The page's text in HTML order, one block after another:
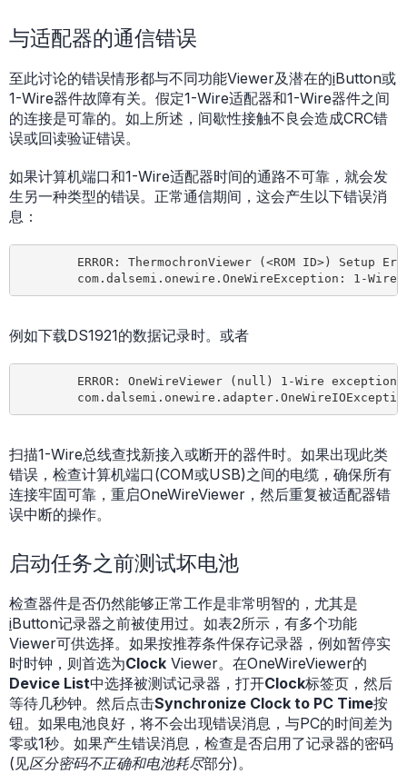
与适配器的通信错误
至此讨论的错误情形都与不同功能Viewer及潜在的iButton或
1-Wire器件故障有关。假定1-Wire适配器和1-Wire器件之间
的连接是可靠的。如上所述，间歇性接触不良会造成CRC错
误或回读验证错误。
如果计算机端口和1-Wire适配器时间的通路不可靠，就会发
生另一种类型的错误。正常通信期间，这会产生以下错误消
息：
例如下载DS1921的数据记录时。或者
扫描1-Wire总线查找新接入或断开的器件时。如果出现此类
错误，检查计算机端口(COM或USB)之间的电缆，确保所有
连接牢固可靠，重启OneWireViewer，然后重复被适配器错
误中断的操作。
启动任务之前测试坏电池
检查器件是否仍然能够正常工作是非常明智的，尤其是
iButton记录器之前被使用过。如表2所示，有多个功能
Viewer可供选择。如果按推荐条件保存记录器，例如暂停实
时时钟，则首选为Clock Viewer。在OneWireViewer的
Device List中选择被测试记录器，打开Clock标签页，然后
等待几秒钟。然后点击Synchronize Clock to PC Time按
钮。如果电池良好，将不会出现错误消息，与PC的时间差为
零或1秒。如果产生错误消息，检查是否启用了记录器的密码
(见区分密码不正确和电池耗尽部分)。